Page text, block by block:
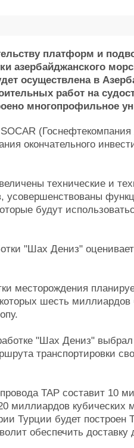
платформ и
азербайджанского
осуществлена в
работ на
многопрофильное
окончательного
технические и
усовершенствованы
будут
"Шах Дениз"
месторождения
шесть миллиардов
"Шах Дениз" выбрал
транспортировки
TAP составит 10
миллиардов кубических
Турции будет построен
обеспечить